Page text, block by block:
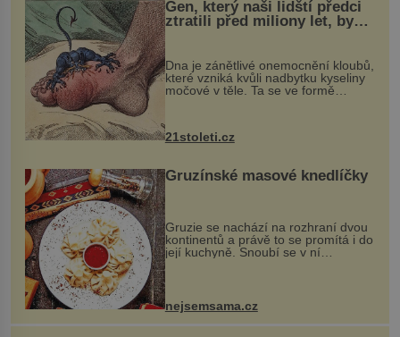
Gen, který naši lidští předci
ztratili před miliony let, by
mohl pomoci s léčbou
„nemoci králů“
Dna je zánětlivé onemocnění kloubů,
které vzniká kvůli nadbytku kyseliny
močové v těle. Ta se ve formě
nohou, a způsobuje bole...
21stoleti.cz
Gruzínské masové knedlíčky
Gruzie se nachází na rozhraní dvou
kontinentů a právě to se promítá i do
její kuchyně. Snoubí se v ní
evropské a asijské chutě a díky tomu
pokrmy, které rozhodně st...
nejsemsama.cz